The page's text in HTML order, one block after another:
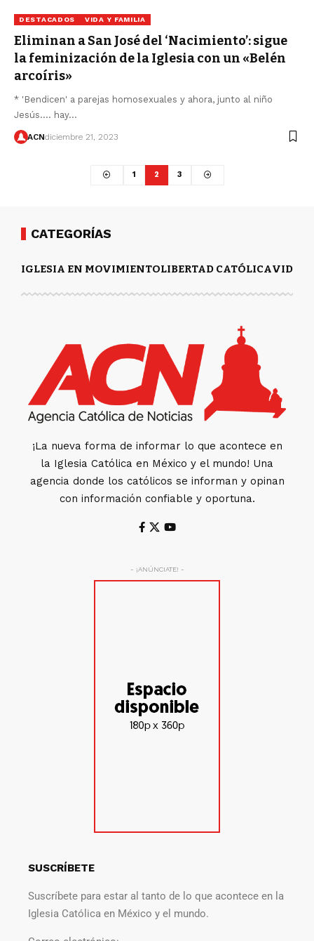
DESTACADOS VIDA Y FAMILIA
Eliminan a San José del ‘Nacimiento’: sigue
la feminización de la Iglesia con un «Belén
arcoíris»
* 'Bendicen' a parejas homosexuales y ahora, junto al niño
Jesús.... hay…
ACNdiciembre 21, 2023
1 2 3
CATEGORÍAS
IGLESIA EN MOVIMIENTOLIBERTAD CATÓLICAVIDA
¡La nueva forma de informar lo que acontece en
la Iglesia Católica en México y el mundo! Una
agencia donde los católicos se informan y opinan
con información confiable y oportuna.
- ¡ANÚNCIATE! -
SUSCRÍBETE
Suscríbete para estar al tanto de lo que acontece en la
Iglesia Católica en México y el mundo.